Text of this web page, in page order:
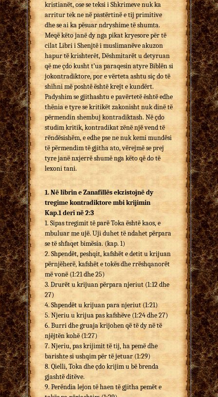
kristianët, ose se teksi i Shkrimeve nuk ka
arritur tek ne në pastërtinë e tij primitive
dhe se ai ka pësuar ndryshime të shumta.
Meqë këto janë dy nga pikat kryesore për të
cilat Libri i Shenjtë i muslimanëve akuzon
hapur të krishterët, Dëshmitarët u detyruan
që me çdo kusht t’ua paraqesin atyre Biblën si
jokontradiktore, por e vërteta ashtu siç do të
shihni më poshtë është krejt e kundërt.
Padyshim se gjithashtu e pavërtetë është edhe
thënia e tyre se kritikët zakonisht nuk dinë të
përmendin shembuj kontradiktash. Në çdo
studim kritik, kontradikat zënë një vend të
rëndësishëm, e edhe pse ne nuk kemi mundësi
të përmendim të gjitha ato, vërejmë se prej
tyre janë nxjerrë shumë nga këto që do të
lexoni tani.
1. Në librin e Zanafillës ekzistojnë dy
tregime kontradiktore mbi krijimin
Kap.1 deri në 2:3
1. Sipas tregimit të parë Toka është kaos, e
mbuluar me ujë. Uji duhet të ndahet përpara
se të shfaqet bimësia. (kap. 1)
2. Shpendët, peshqit, kafshët e detit u krijuan
përnjëherë, kafshët e tokës dhe rrëshqanorët
më vonë (1:21 dhe 25)
3. Drurët u krijuan përpara njeriut (1:12 dhe
27)
4. Shpendët u krijuan para njeriut (1:21)
5. Njeriu u krijua pas kafshëve (1:24 dhe 27)
6. Burri dhe gruaja krijohen që të dy në të
njëjtën kohë (1:27)
7. Njeriu, pas krijimit të tij, ha pemë dhe
barishte si ushqim për të jetuar (1:29)
8. Qielli, Toka dhe çdo krijim u bë brenda
gjashtë ditëve.
9. Perëndia lejon të haen të gjitha pemët e